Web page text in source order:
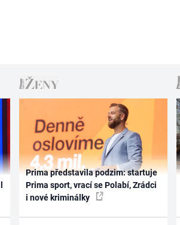
Prima představila podzim: startuje
Prima sport, vrací se Polabí, Zrádci
i nové kriminálky